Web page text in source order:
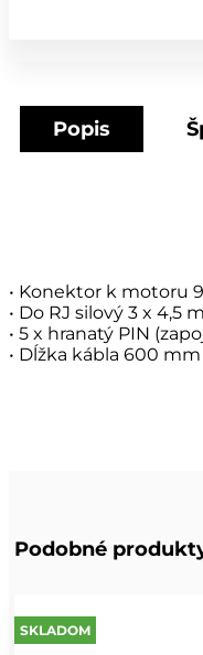
Popis
• Konektor k motoru
• Do RJ silový 3 x 4,5
• 5 x hranatý PIN
• Dĺžka kábla 600 mm
Podobné
SKLADOM